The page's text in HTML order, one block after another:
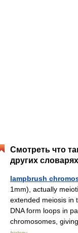
Смотреть что
других
lampbrush
1mm), actually
extended meiosis in
DNA form loops in
chromosomes,